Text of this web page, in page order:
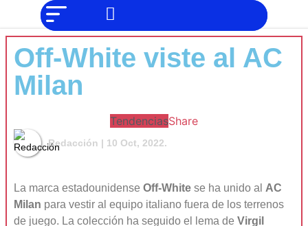
Tendencias
Entrevistas
Cultura
Mix
Barras
Del
Mes
PERO IGUAL
TAMBIÉN TE
PODEMOS
AYUDAR
Off-White viste al AC
Milan
TendenciasShare
Redacción | 10 Oct, 2022.
La marca estadounidense Off-White se ha unido al AC
Milan para vestir al equipo italiano fuera de los terrenos
de juego. La colección ha seguido el lema de Virgil